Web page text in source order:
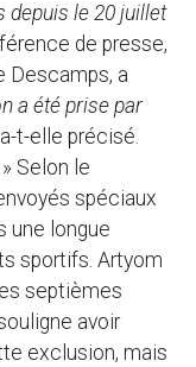
depuis le 20 juillet
de presse,
Descamps, a
a été prise par
t-elle précisé.
» Selon le
spéciaux
une longue
sportifs. Artyom
septièmes
avoir
exclusion, mais